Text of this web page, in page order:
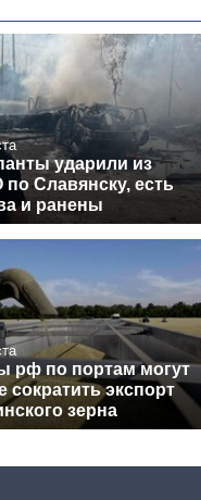
ударили из
по Славянску, есть
и ранены
рф по портам могут
сократить экспорт
зерна